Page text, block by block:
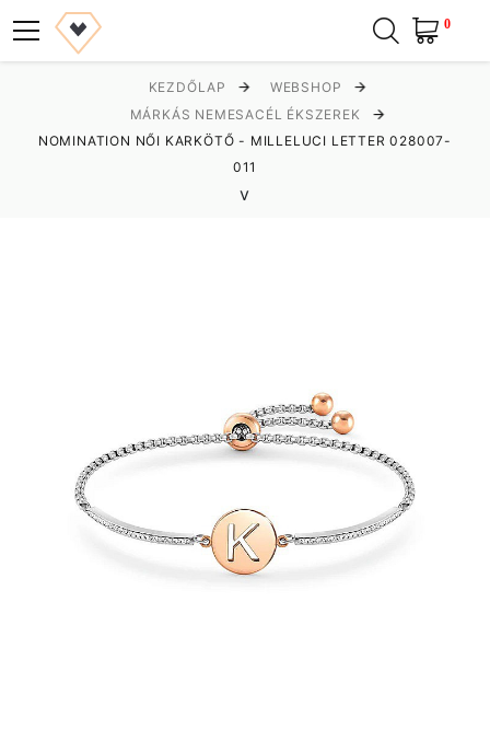
0
KEZDŐLAP
WEBSHOP
MÁRKÁS NEMESACÉL ÉKSZEREK
NOMINATION NŐI KARKÖTŐ - MILLELUCI LETTER 028007-
011
v